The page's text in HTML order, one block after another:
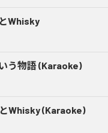
Whisky
う物語 (Karaoke)
Whisky (Karaoke)